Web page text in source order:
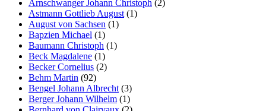
Arnschwanger Johann Christoph (2)
Astmann Gottlieb August (1)
August von Sachsen (1)
Bapzien Michael (1)
Baumann Christoph (1)
Beck Magdalene (1)
Becker Cornelius (2)
Behm Martin (92)
Bengel Johann Albrecht (3)
Berger Johann Wilhelm (1)